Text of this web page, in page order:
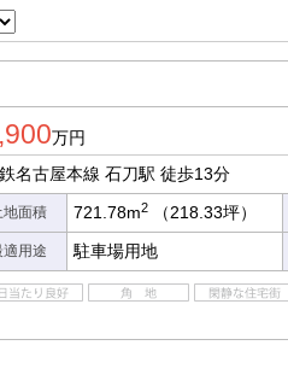
万円
名古屋本線 石刀駅 徒歩13分
地面積 721.78m2 （218.33坪）
適用途 駐車場用地